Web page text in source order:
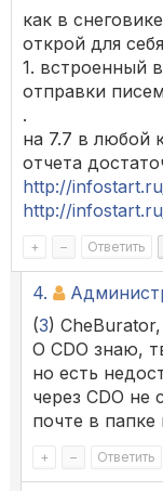
как в
открой для себя
1. встроенный
отправки
.
на 7.7 в любой
отчета
http://
http://
+ – Ответить
4.
(3) CheBurator,
О CDO знаю,
но есть
через CDO не
почте в
+ – Ответить